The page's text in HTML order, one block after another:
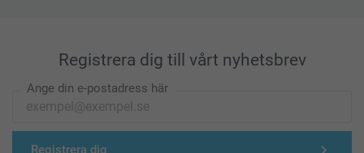
Registrera dig till vårt nyhetsbrev
Ange din e-postadress här
Registrera dig